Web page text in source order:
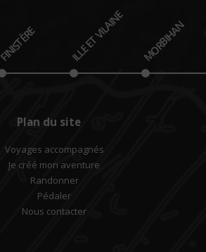
FINISTÈRE ILLE ET VILAINE MORBIHAN
Plan du site
Voyages accompagnés
Je créé mon aventure
Randonner
Pédaler
Nous contacter